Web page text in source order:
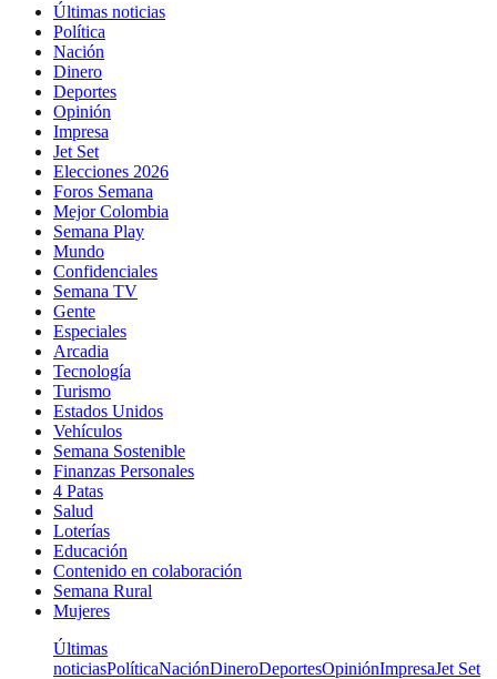
Últimas noticias
Política
Nación
Dinero
Deportes
Opinión
Impresa
Jet Set
Elecciones 2026
Foros Semana
Mejor Colombia
Semana Play
Mundo
Confidenciales
Semana TV
Gente
Especiales
Arcadia
Tecnología
Turismo
Estados Unidos
Vehículos
Semana Sostenible
Finanzas Personales
4 Patas
Salud
Loterías
Educación
Contenido en colaboración
Semana Rural
Mujeres
Últimas
noticiasPolíticaNaciónDineroDeportesOpiniónImpresaJet Set